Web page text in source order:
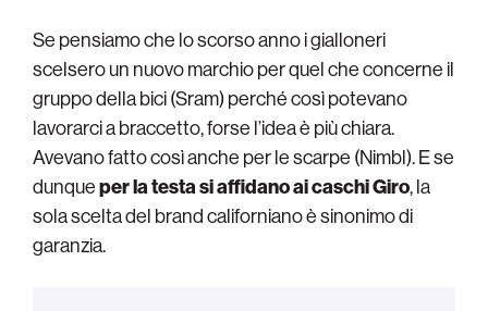
Se pensiamo che lo scorso anno i gialloneri
scelsero un nuovo marchio per quel che concerne il
gruppo della bici (Sram) perché così potevano
lavorarci a braccetto, forse l’idea è più chiara.
Avevano fatto così anche per le scarpe (Nimbl). E se
dunqueper la testa si affidano ai caschi Giro, la
sola scelta del brand californiano è sinonimo di
garanzia.